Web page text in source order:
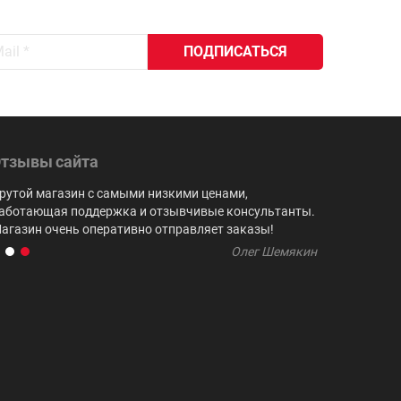
сайта
магазин с самыми низкими ценами,
поддержка и отзывчивые консультанты.
очень оперативно отправляет заказы!
Олег Шемякин